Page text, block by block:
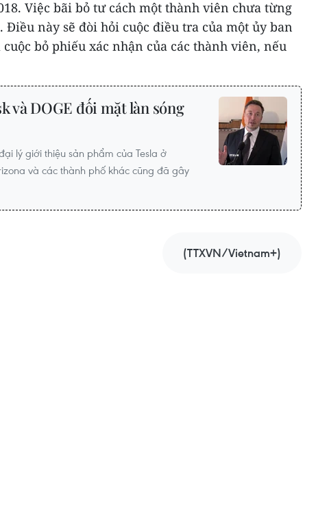
Việc bãi bỏ tư cách một thành viên chưa từng
Điều này sẽ đòi hỏi cuộc điều tra của một ủy ban
bỏ phiếu xác nhận của các thành viên, nếu
và DOGE đối mặt làn sóng
lý giới thiệu sản phẩm của Tesla ở
và các thành phố khác cũng đã gây
(TTXVN/Vietnam+)